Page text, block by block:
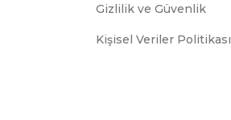
Gizlilik ve Güvenlik
Kişisel Veriler Politikası